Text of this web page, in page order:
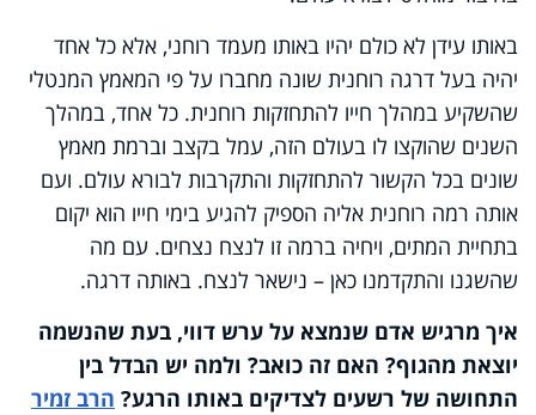
באותו עידן לא כולם יהיו באותו מעמד רוחני, אלא כל אחד
יהיה בעל דרגה רוחנית שונה מחברו על פי המאמץ המנטלי
שהשקיע במהלך חייו להתחזקות רוחנית. כל אחד, במהלך
השנים שהוקצו לו בעולם הזה, עמל בקצב וברמת מאמץ
שונים בכל הקשור להתחזקות והתקרבות לבורא עולם. ועם
אותה רמה רוחנית אליה הספיק להגיע בימי חייו הוא יקום
בתחיית המתים, ויחיה ברמה זו לנצח נצחים. עם מה
שהשגנו והתקדמנו כאן – נישאר לנצח. באותה דרגה.
איך מרגיש אדם שנמצא על ערש דווי, בעת שהנשמה
יוצאת מהגוף? האם זה כואב? ולמה יש הבדל בין
התחושה של רשעים לצדיקים באותו הרגע? הרב זמיר